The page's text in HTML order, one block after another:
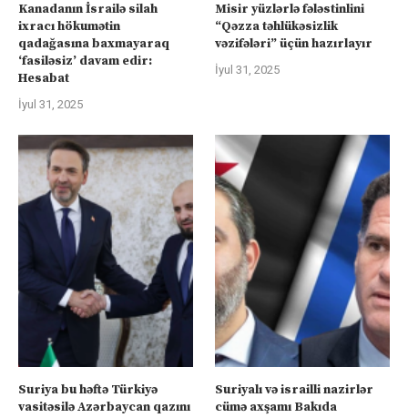
Kanadanın İsrailə silah
ixracı hökumətin
qadağasına baxmayaraq
‘fasiləsiz’ davam edir:
Hesabat
İyul 31, 2025
Misir yüzlərlə fələstinlini
“Qəzza təhlükəsizlik
vəzifələri” üçün hazırlayır
İyul 31, 2025
Suriya bu həftə Türkiyə
vasitəsilə Azərbaycan qazını
Suriyalı və israilli nazirlər
cümə axşamı Bakıda